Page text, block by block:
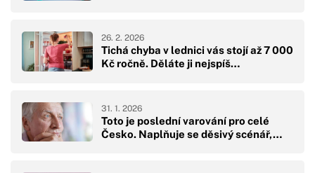
Tichá chyba v lednici vás stojí až 7 000
Kč ročně. Děláte ji nejspíš…
26. 2. 2026
Toto je poslední varování pro celé
Česko. Naplňuje se děsivý scénář,…
31. 1. 2026